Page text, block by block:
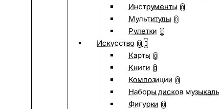
Инструменты 0
Мультитулы 0
Рулетки 0
Искусство 0
Карты 0
Книги 0
Композиции 0
Наборы дисков
Фигурки 0